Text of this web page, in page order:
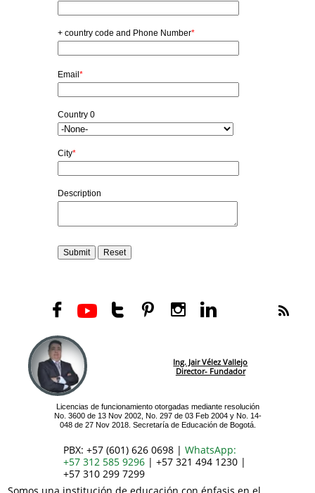
     
Ing. Jair Vélez Vallejo
Director- Fundador
Licencias de funcionamiento otorgadas mediante resolución
No. 3600 de 13 Nov 2002, No. 297 de 03 Feb 2004 y No. 14-
048 de 27 Nov 2018. Secretaría de Educación de Bogotá.
PBX: +57 (601) 626 0698 | WhatsApp:
+57 312 585 9296 | +57 321 494 1230 |
+57 310 299 7299